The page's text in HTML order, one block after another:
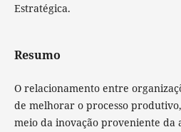
Estratégica.
Resumo
O relacionamento entre
de melhorar o processo
meio da inovação proveniente da